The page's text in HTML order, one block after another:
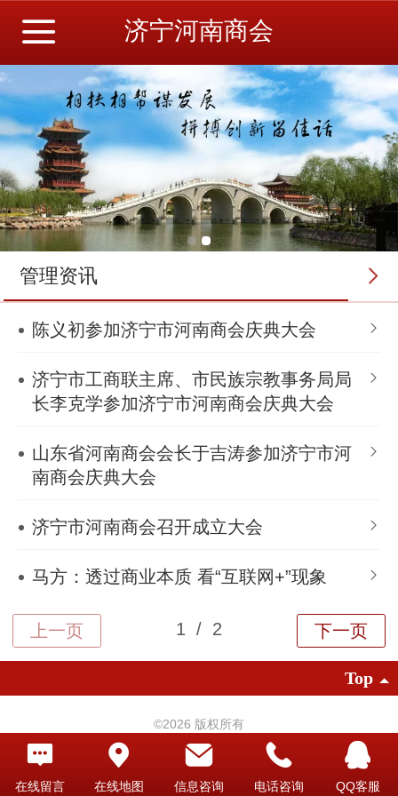
济宁河南商会
管理资讯
陈义初参加济宁市河南商会庆典大会
济宁市工商联主席、市民族宗教事务局局
长李克学参加济宁市河南商会庆典大会
山东省河南商会会长于吉涛参加济宁市河
南商会庆典大会
济宁市河南商会召开成立大会
马方：透过商业本质 看“互联网+”现象
Top
©2026 版权所有
技术支持：
水木科技 电脑版
在线留言 在线地图 信息咨询 电话咨询 QQ客服